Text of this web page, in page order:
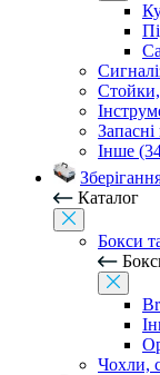
Стойки,
Інше
Каталог
Бокси
Чохли,